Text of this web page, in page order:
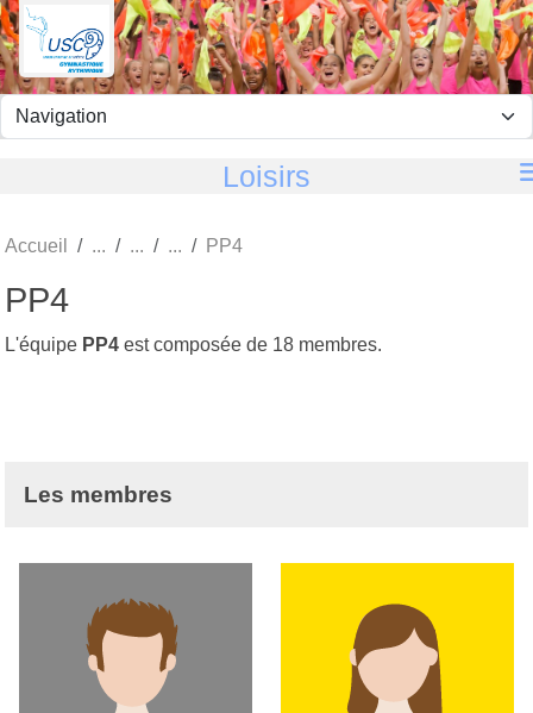
Loisirs
Accueil PP4
PP4
L'équipe PP4 est composée de 18 membres.
Les membres
Panneau de gestion des cookies